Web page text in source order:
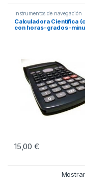
Instrumentos de navegación
Calculadora Científica
con horas-grados-
15,00€